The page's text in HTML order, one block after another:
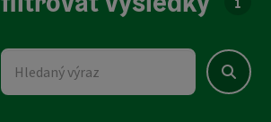
U
Hledaný výraz
Hledat